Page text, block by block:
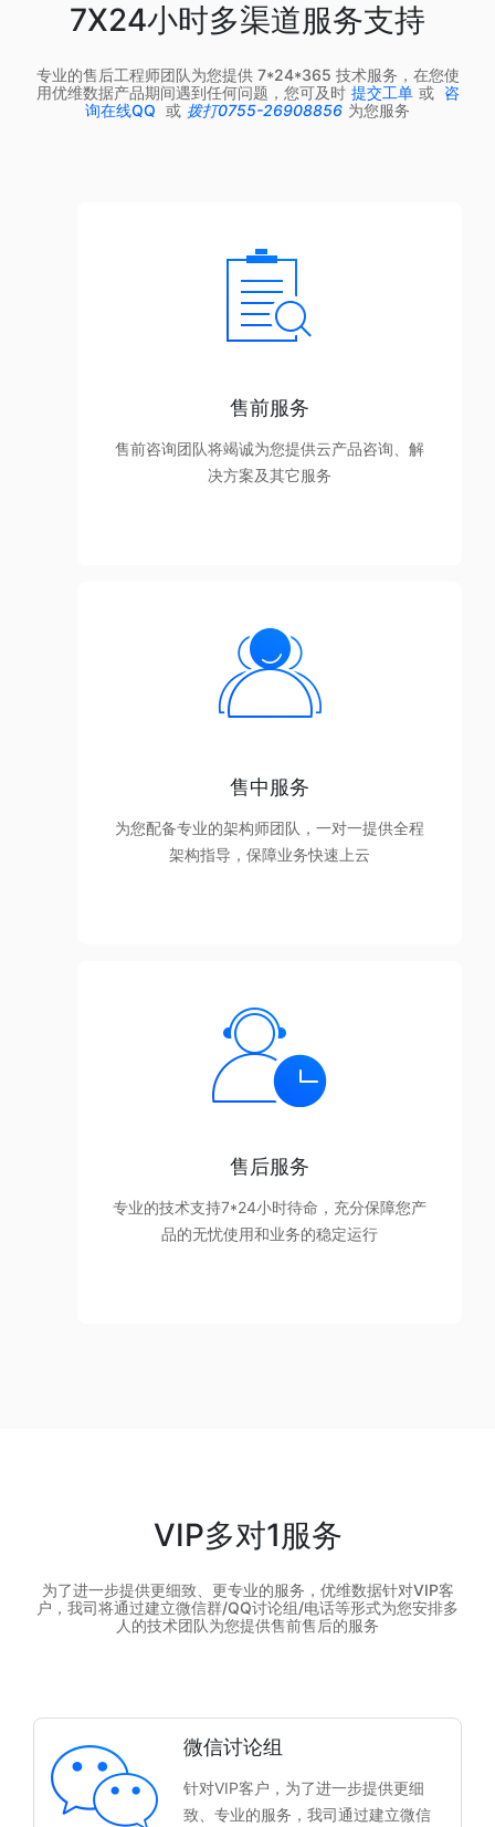
7X24小时多渠道服务支持
专业的售后工程师团队为您提供 7*24*365 技术服务，在您使
用优维数据产品期间遇到任何问题，您可及时 提交工单 或 咨
询在线QQ 或 拨打0755-26908856 为您服务
售前服务
售前咨询团队将竭诚为您提供云产品咨询、解
决方案及其它服务
售中服务
为您配备专业的架构师团队，一对一提供全程
架构指导，保障业务快速上云
售后服务
专业的技术支持7*24小时待命，充分保障您产
品的无忧使用和业务的稳定运行
VIP多对1服务
为了进一步提供更细致、更专业的服务，优维数据针对VIP客
户，我司将通过建立微信群/QQ讨论组/电话等形式为您安排多
人的技术团队为您提供售前售后的服务
微信讨论组
针对VIP客户，为了进一步提供更细
致、专业的服务，我司通过建立微信